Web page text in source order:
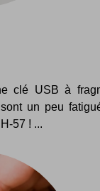
clé USB à
un peu
57 ! ...